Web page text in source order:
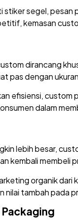
segel, pesan
kemasan
dirancang
pas dengan
efisiensi, custom
dalam
lebih besar,
kembali membeli
organik
nilai tambah